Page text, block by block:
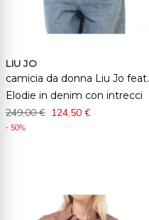
LIU JO
camicia da donna Liu Jo feat.
Elodie in denim con intrecci
249,00 € 124,50 €
- 50%